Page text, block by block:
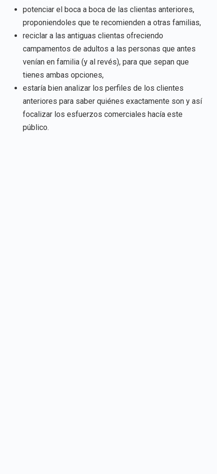
potenciar el boca a boca de las clientas anteriores,
proponiendoles que te recomienden a otras familias,
reciclar a las antiguas clientas ofreciendo
campamentos de adultos a las personas que antes
venían en familia (y al revés), para que sepan que
tienes ambas opciones,
estaría bien analizar los perfiles de los clientes
anteriores para saber quiénes exactamente son y así
focalizar los esfuerzos comerciales hacía este
público.